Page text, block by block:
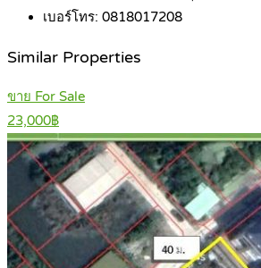
เบอร์โทร: 0818017208
Similar Properties
ขาย For Sale
23,000฿